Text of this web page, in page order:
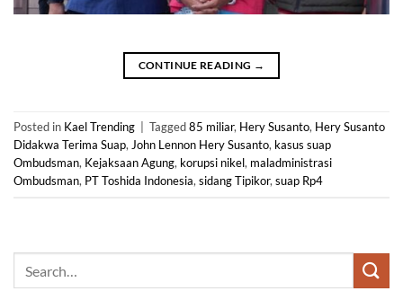
CONTINUE READING →
Posted in Kael Trending Tagged85 miliar, Hery Susanto, Hery Susanto
Didakwa Terima Suap,John Lennon Hery Susanto, kasus suap
Ombudsman, Kejaksaan Agung, korupsi nikel, maladministrasi
Ombudsman, PT Toshida Indonesia,sidang Tipikor,suap Rp4